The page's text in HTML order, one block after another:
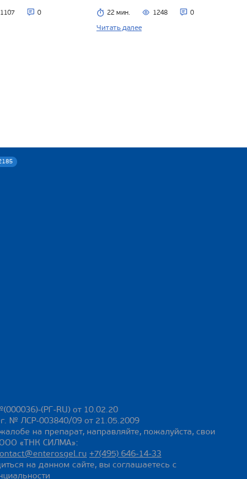
1107 0 22 мин. 1248 0
Читать далее
(РГ-RU) от 10.02.20
№ ЛСР-003840/09 от 21.05.2009
на препарат, направляйте, пожалуйста, свои
ООО «ТНК СИЛМА»:
+7(495) 646-14-33
на данном сайте, вы соглашаетесь с